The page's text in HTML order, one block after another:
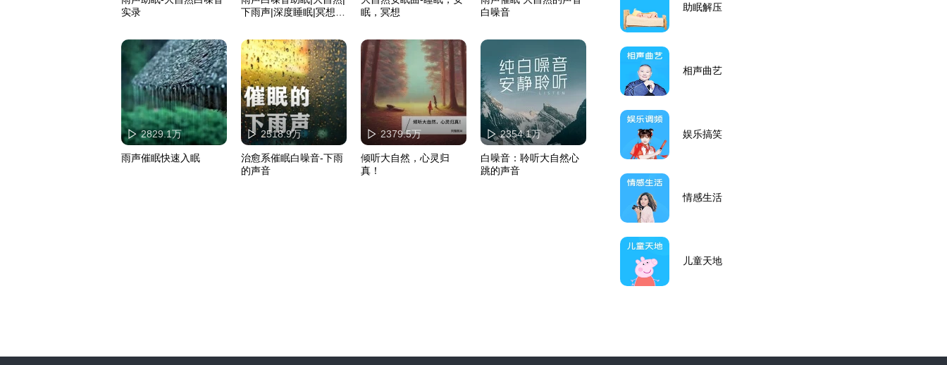
实录
下雨声|深度睡眠|冥想疗
眠，冥想
白噪音
2829.1万
雨声催眠快速入眠
2518.9万
治愈系催眠白噪音-下雨
的声音
2379.5万
倾听大自然，心灵归
真！
2354.1万
白噪音：聆听大自然心
跳的声音
助眠解压
相声曲艺
娱乐搞笑
情感生活
儿童天地